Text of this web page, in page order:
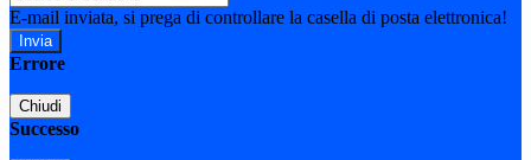
E-mail inviata, si prega di controllare la casella di posta elettronica!
Errore
Chiudi
Successo